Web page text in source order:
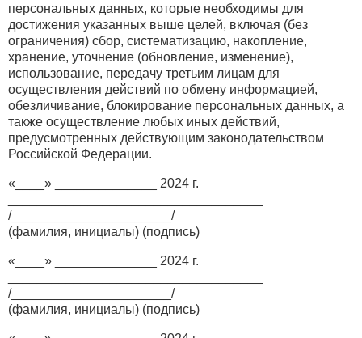
персональных данных, которые необходимы для
достижения указанных выше целей, включая (без
ограничения) сбор, систематизацию, накопление,
хранение, уточнение (обновление, изменение),
использование, передачу третьим лицам для
осуществления действий по обмену информацией,
обезличивание, блокирование персональных данных, а
также осуществление любых иных действий,
предусмотренных действующим законодательством
Российской Федерации.
«____» ______________ 2024 г.
/______________________/
(фамилия, инициалы) (подпись)
«____» ______________ 2024 г.
/______________________/
(фамилия, инициалы) (подпись)